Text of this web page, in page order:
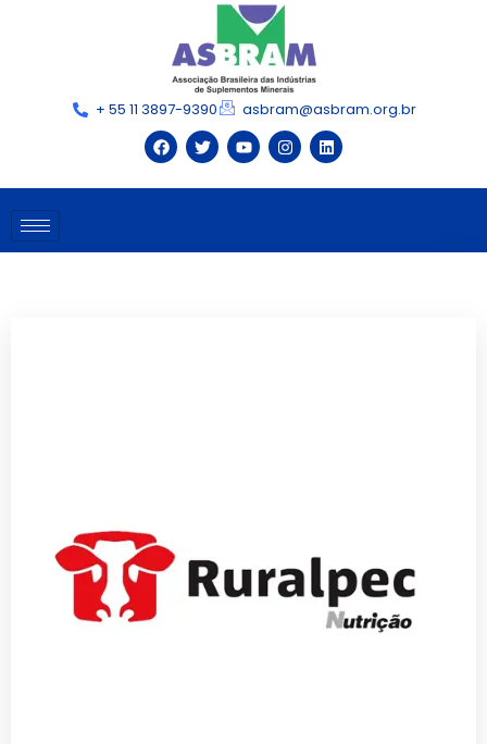
+ 55 11 3897-9390 asbram@asbram.org.br